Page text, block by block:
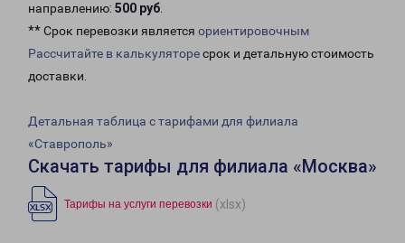
направлению: 500 руб.
** Срок перевозки является ориентировочным
Рассчитайте в калькуляторесрок и детальную стоимость
доставки.
Детальная таблица с тарифами для филиала
«Ставрополь»
Скачать тарифы для филиала «Москва»
Тарифы на услуги перевозки (xlsx)